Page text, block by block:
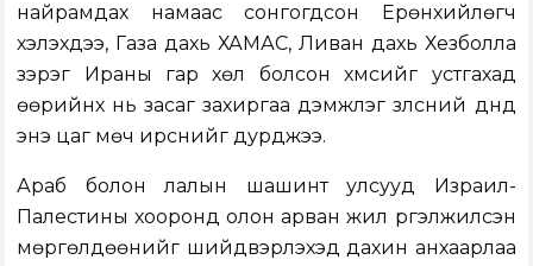
найрамдах намаас сонгогдсон Ерөнхийлөгч
хэлэхдээ, Газа дахь ХАМАС, Ливан дахь Хезболла
зэрэг Ираны гар хөл болсон хүмүүсийг устгахад
өөрийнх нь засаг захиргаа дэмжлэг үзүүлсний дүнд
энэ цаг мөч ирснийг дурджээ.
Араб болон лалын шашинт улсууд Израил-
Палестины хооронд олон арван жил үргэлжилсэн
мөргөлдөөнийг шийдвэрлэхэд дахин анхаарлаа